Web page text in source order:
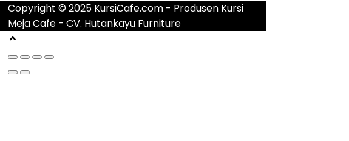
Copyright © 2025 KursiCafe.com - Produsen Kursi
Meja Cafe - CV. Hutankayu Furniture